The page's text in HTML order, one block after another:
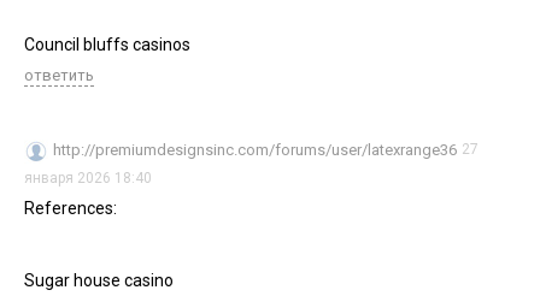
Council bluffs casinos
ответить
http://premiumdesignsinc.com/forums/user/latexrange36 27
января 2026 18:40
References:
Sugar house casino